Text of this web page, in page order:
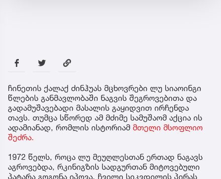
ჩინეთის ქალაქ ძინჰუას მცხოვრები ლუ სიაოინგი
წლების განმავლობაში ნაგვის შეგროვებითა და
გადამუშავებადი მასალის გაყიდვით ირჩენდა
თავს. თუმცა სწორედ ამ მძიმე სამუშაომ აქცია ის
ადამიანად, რომლის ისტორიამ მთელი მსოფლიო
შეძრა.
1972 წელს, როცა ლუ მეუღლესთან ერთად ნაგავს
აგროვებდა, რკინიგზის სადგურთან მიტოვებული
პატარა გოგონა იპოვა. ჩვილი სიკვდილის პირას